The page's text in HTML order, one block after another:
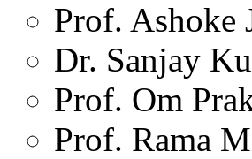
Prof.
Dr. Sanjay
Prof. Om
Prof. Rama